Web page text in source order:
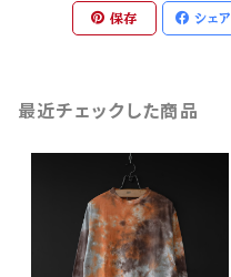
保存 シェア
最近チェックした商品